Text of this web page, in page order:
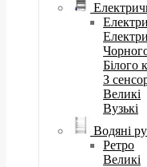
Білого
З
Великі
Вузькі
Водяні
Ретро
Великі